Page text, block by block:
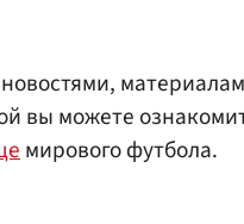
вы можете
мирового футбола.